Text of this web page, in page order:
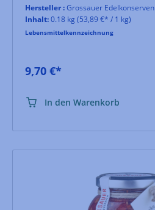
Hersteller :Grossauer Edelkonserven
Inhalt:0.18 kg (53,89 €* / 1 kg)
Lebensmittelkennzeichnung
9,70 €*
In den Warenkorb